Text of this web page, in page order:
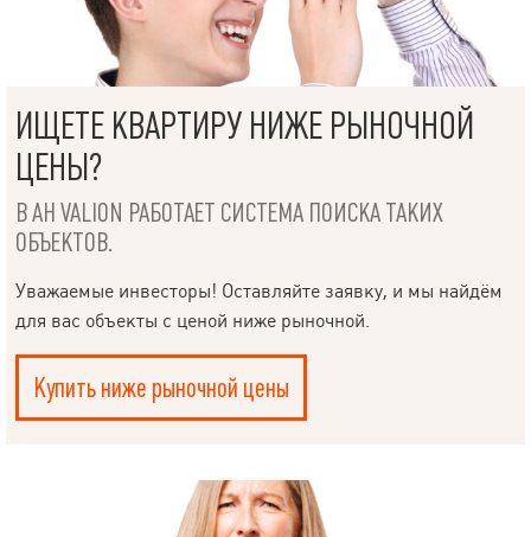
ИЩЕТЕ КВАРТИРУ НИЖЕ РЫНОЧНОЙ
ЦЕНЫ?
В АН VALION РАБОТАЕТ СИСТЕМА ПОИСКА ТАКИХ
ОБЪЕКТОВ.
Уважаемые инвесторы! Оставляйте заявку, и мы найдём
для вас объекты с ценой ниже рыночной.
Купить ниже рыночной цены